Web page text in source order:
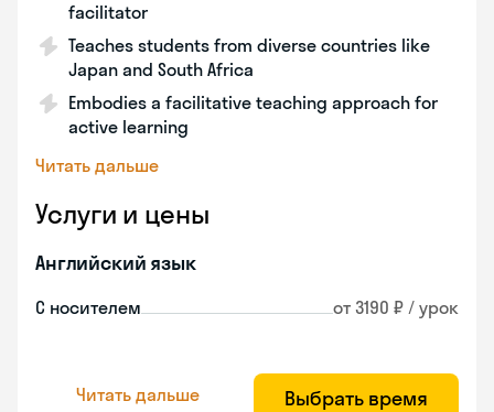
facilitator
Teaches students from diverse countries like
Japan and South Africa
Embodies a facilitative teaching approach for
active learning
Читать дальше
Услуги и цены
Английский язык
С носителем от 3190 ₽ / урок
Читать дальше Выбрать время